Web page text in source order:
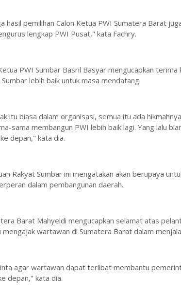
hasil pemilihan Calon Ketua PWI Sumatera Barat
lengkap PWI Pusat," kata Fachry.
PWI Sumbar Basril Basyar mengucapkan terima
lebih baik untuk masa mendatang.
itu biasa dalam organisasi, semua itu ada
sama membangun PWI lebih baik lagi. Yang lalu
depan," kata dia.
Rakyat Sumbar ini mengatakan akan berupaya
dalam pembangunan daerah.
Barat Mahyeldi mengucapkan selamat atas
mengajak wartawan di Sumatera Barat dalam
agar wartawan dapat terlibat membantu
depan," kata dia.